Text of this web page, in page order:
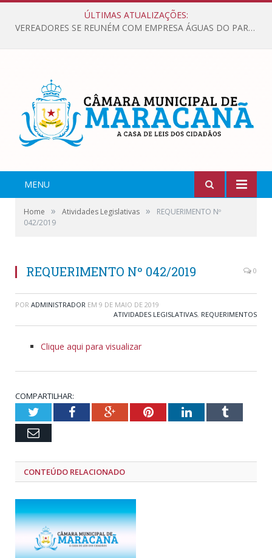
ÚLTIMAS ATUALIZAÇÕES:
VEREADORES SE REUNÉM COM EMPRESA ÁGUAS DO PARÁ, PARA APRESENTAR REIVINDICAÇÕES E MELHORIAS NA QUALIDADE DOS SERVIÇOS OFERECIDOS Á POPULAÇÃO.
MENU
Home » Atividades Legislativas »
REQUERIMENTO Nº
042/2019
REQUERIMENTO Nº 042/2019 0
POR ADMINISTRADOR EM 9 DE MAIO DE 2019
ATIVIDADES LEGISLATIVAS, REQUERIMENTOS
Clique aqui para visualizar
COMPARTILHAR:
TwitterFacebookGoogle+PinterestLinkedInTumblr
Email
CONTEÚDO RELACIONADO